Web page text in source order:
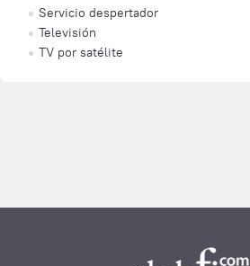
Servicio despertador
Televisión
TV por satélite